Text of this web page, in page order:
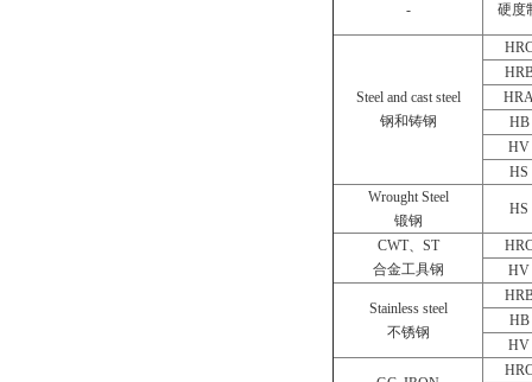
- 硬度
Steel and cast steel
钢和铸钢
HB
HV
HS
Wrought Steel
锻钢
HS
CWT、ST
合金工具钢
HV
Stainless steel
不锈钢
HB
HV